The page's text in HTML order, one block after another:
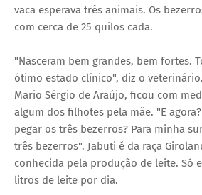
vaca esperava três animais. Os
com cerca de 25 quilos cada.
"Nasceram bem grandes, bem fortes.
ótimo estado clínico", diz o
Mario Sérgio de Araújo, ficou com
algum dos filhotes pela mãe. "E
pegar os três bezerros? Para minha
três bezerros". Jabuti é da raça
conhecida pela produção de leite. Só
litros de leite por dia.